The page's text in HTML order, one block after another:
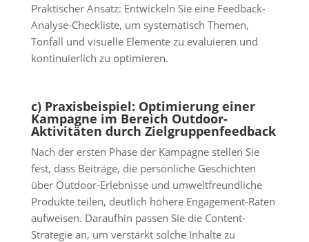
Praktischer Ansatz: Entwickeln Sie eine Feedback-
Analyse-Checkliste, um systematisch Themen,
Tonfall und visuelle Elemente zu evaluieren und
kontinuierlich zu optimieren.
c) Praxisbeispiel: Optimierung einer
Kampagne im Bereich Outdoor-
Aktivitäten durch Zielgruppenfeedback
Nach der ersten Phase der Kampagne stellen Sie
fest, dass Beiträge, die persönliche Geschichten
über Outdoor-Erlebnisse und umweltfreundliche
Produkte teilen, deutlich höhere Engagement-Raten
aufweisen. Daraufhin passen Sie die Content-
Strategie an, um verstärkt solche Inhalte zu